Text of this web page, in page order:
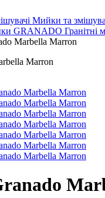
Мийки та
GRANADO
Marbella Marron
Marron